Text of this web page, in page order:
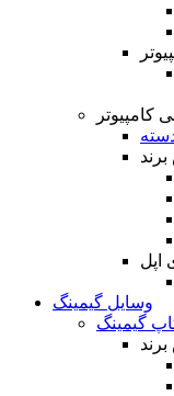
کامپیوتر
اپل
وسایل گیمینگ
گیمینگ